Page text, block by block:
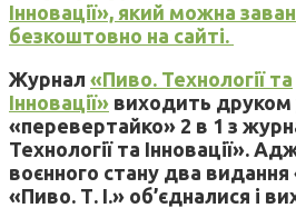
Інновації», який можна
безкоштовно на сайті.
Журнал «Пиво. Технології та
Інновації» виходить друком
«перевертайко» 2 в 1 з
Технології та Інновації».
воєнного стану два видання
«Пиво. Т. І.» об’єдналися і